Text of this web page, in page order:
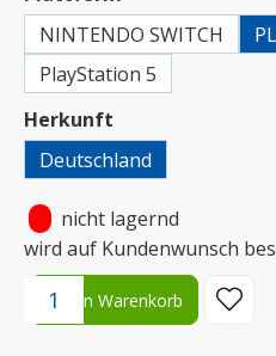
NINTENDO SWITCH
PlayStation 5
Herkunft
Deutschland
nicht lagernd
wird auf Kundenwunsch
Produkt Anzahl: Gib den
In den Warenkorb